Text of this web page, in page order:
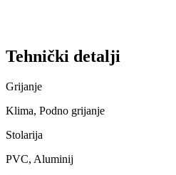
Tehnički detalji
Grijanje
Klima, Podno grijanje
Stolarija
PVC, Aluminij